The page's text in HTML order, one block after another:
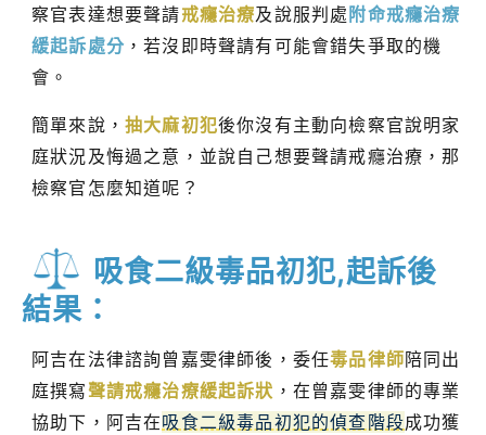
察官表達想要聲請戒癮治療及說服判處 附命戒癮治療
緩起訴處分 ，若沒即時聲請有可能會錯失爭取的機
會。
簡單來說， 抽大麻初犯後你沒有主動向檢察官說明家
庭狀況及悔過之意，並說自己想要聲請戒癮治療，那
檢察官怎麼知道呢？
吸食二級毒品初犯,起訴後
結果：
阿吉在法律諮詢曾嘉雯律師後，委任毒品律師陪同出
庭撰寫聲請戒癮治療緩起訴狀 ，在曾嘉雯律師的專業
協助下，阿吉在吸食二級毒品初犯的偵查階段成功獲